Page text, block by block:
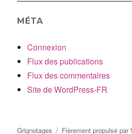
MÉTA
Connexion
Flux des publications
Flux des commentaires
Site de WordPress-FR
Grignotages Fièrement propulsé par